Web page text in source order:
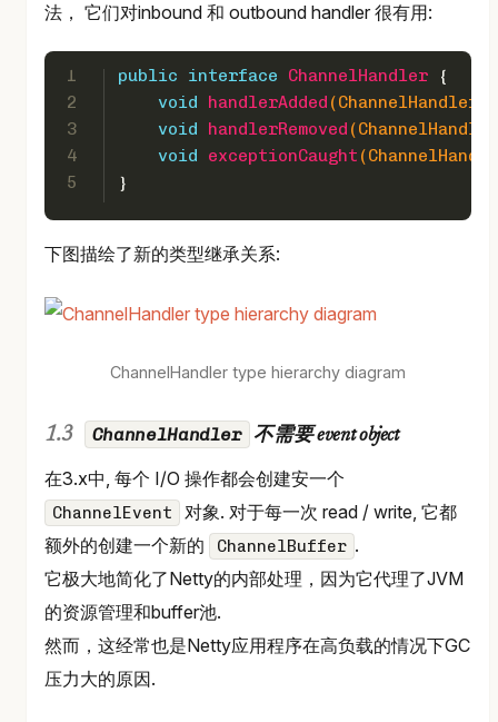
法， 它们对inbound 和 outbound handler 很有用:
1
2
3
4
5
public interface ChannelHandler {
void
handlerAdded
void
handlerRemoved
void
exceptionCaught
}
下图描绘了新的类型继承关系:
ChannelHandler type hierarchy diagram
ChannelHandler 不需要 event object
在3.x中, 每个 I/O 操作都会创建安一个
ChannelEvent
对象. 对于每一次 read / write, 它都
额外的创建一个新的
ChannelBuffer .
它极大地简化了Netty的内部处理，因为它代理了JVM
的资源管理和buffer池.
然而，这经常也是Netty应用程序在高负载的情况下GC
压力大的原因.